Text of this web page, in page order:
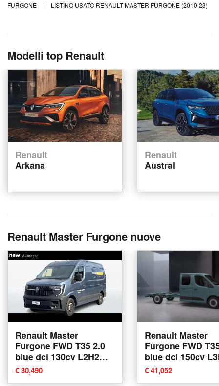
FURGONE
| LISTINO USATO RENAULT MASTER FURGONE (2010-23)
Modelli top Renault
Renault
Arkana
Renault
Austral
Renault Master Furgone nuove
Renault Master
Furgone FWD T35 2.0
blue dci 130cv L2H2
nuova a Albignasego
€ 30,490
Renault Master
Furgone FWD
blue dci 150cv
EVIE nuova a
€ 41,052